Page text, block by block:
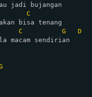
jadi bujangan
C
bisa tenang
C G
D
macam sendirian